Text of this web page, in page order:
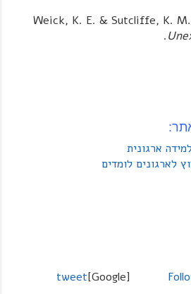
Weick, K. E. & Sutcliffe, K.
ארגונית
לארגונים לומדים
tweet[Google]